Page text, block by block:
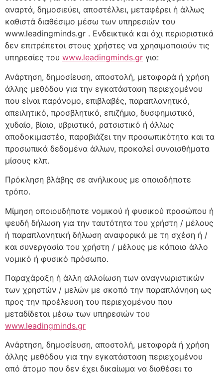
αναρτά, δημοσιεύει, αποστέλλει, μεταφέρει ή άλλως
καθιστά διαθέσιμο μέσω των υπηρεσιών του
www.leadingminds.gr . Ενδεικτικά και όχι περιοριστικά
δεν επιτρέπεται στους χρήστες να χρησιμοποιούν τις
υπηρεσίες του www.leadingminds.gr για:
Ανάρτηση, δημοσίευση, αποστολή, μεταφορά ή χρήση
άλλης μεθόδου για την εγκατάσταση περιεχομένου
που είναι παράνομο, επιβλαβές, παραπλανητικό,
απειλητικό, προσβλητικό, επιζήμιο, δυσφημιστικό,
χυδαίο, βίαιο, υβριστικό, ρατσιστικό ή άλλως
αποδοκιμαστέο, παραβιάζει την προσωπικότητα και τα
προσωπικά δεδομένα άλλων, προκαλεί συναισθήματα
μίσους κλπ.
Πρόκληση βλάβης σε ανήλικους με οποιοδήποτε
τρόπο.
Μίμηση οποιουδήποτε νομικού ή φυσικού προσώπου ή
ψευδή δήλωση για την ταυτότητα του χρήστη / μέλους
ή παραπλανητική δήλωση αναφορικά με τη σχέση ή /
και συνεργασία του χρήστη / μέλους με κάποιο άλλο
νομικό ή φυσικό πρόσωπο.
Παραχάραξη ή άλλη αλλοίωση των αναγνωριστικών
των χρηστών / μελών με σκοπό την παραπλάνηση ως
προς την προέλευση του περιεχομένου που
μεταδίδεται μέσω των υπηρεσιών του
www.leadingminds.gr
Ανάρτηση, δημοσίευση, αποστολή, μεταφορά ή χρήση
άλλης μεθόδου για την εγκατάσταση περιεχομένου
από άτομο που δεν έχει δικαίωμα να διαθέσει το